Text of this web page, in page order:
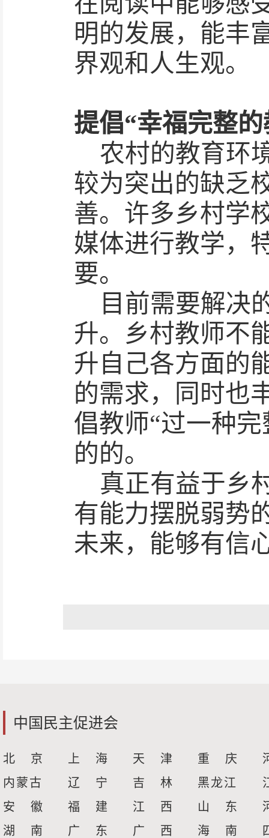
明的发展，能丰
界观和人生观。
提倡“幸福完整
农村的教育环
较为突出的缺乏
善。许多乡村学
媒体进行教学，
要。
目前需要解决
升。乡村教师不
升自己各方面的
的需求，同时也
倡教师“过一种
的的。
真正有益于乡
有能力摆脱弱势
未来，能够有信
中国民主促进会
北 京 上 海 天 津 重 庆
内蒙古
辽 宁 吉 林 黑龙江
安 徽
福 建 江 西 山 东
湖 南
广 东 广 西 海 南